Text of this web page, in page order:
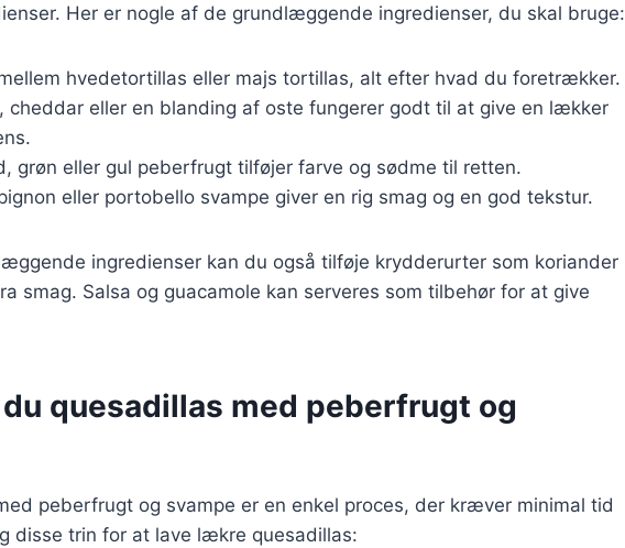
Her er nogle af de grundlæggende ingredienser, du skal bruge:
hvedetortillas eller majs tortillas, alt efter hvad du foretrækker.
cheddar eller en blanding af oste fungerer godt til at give en lækker
grøn eller gul peberfrugt tilføjer farve og sødme til retten.
eller portobello svampe giver en rig smag og en god tekstur.
ingredienser kan du også tilføje krydderurter som koriander
smag. Salsa og guacamole kan serveres som tilbehør for at give
du quesadillas med peberfrugt og
peberfrugt og svampe er en enkel proces, der kræver minimal tid
disse trin for at lave lækre quesadillas: